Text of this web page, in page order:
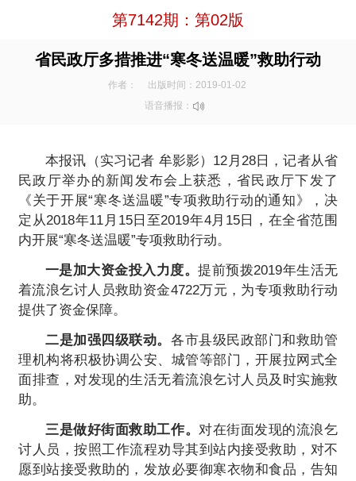
第7142期：第02版
省民政厅多措推进“寒冬送温暖”救助行动
作者：
出版时间：2019-01-02
语音播报：
本报讯（实习记者 牟影影）12月28日，记者从省
民政厅举办的新闻发布会上获悉，省民政厅下发了
《关于开展“寒冬送温暖”专项救助行动的通知》，决
定从2018年11月15日至2019年4月15日，在全省范围
内开展“寒冬送温暖”专项救助行动。
一是加大资金投入力度。提前预拨2019年生活无
着流浪乞讨人员救助资金4722万元，为专项救助行动
提供了资金保障。
二是加强四级联动。 各市县级民政部门和救助管
理机构将积极协调公安、城管等部门，开展拉网式全
面排查，对发现的生活无着流浪乞讨人员及时实施救
助。
三是做好街面救助工作。对在街面发现的流浪乞
讨人员，按照工作流程劝导其到站内接受救助，对不
愿到站接受救助的，发放必要御寒衣物和食品，告知